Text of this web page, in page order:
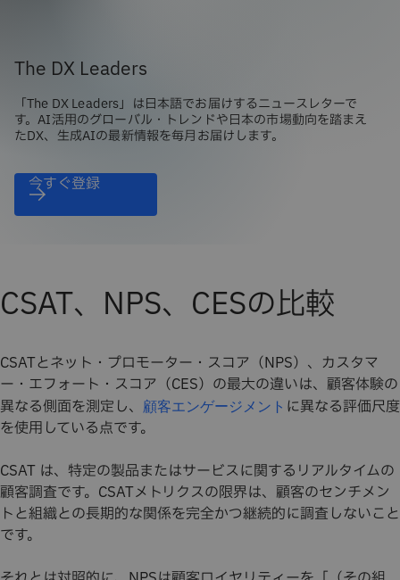
The DX Leaders
「The DX Leaders」は日本語でお届けするニュースレターで
す。AI活用のグローバル・トレンドや日本の市場動向を踏まえ
たDX、生成AIの最新情報を毎月お届けします。
今すぐ登録
CSAT、NPS、CESの比較
CSATとネット・プロモーター・スコア（NPS）、カスタマ
ー・エフォート・スコア（CES）の最大の違いは、顧客体験の
異なる側面を測定し、 顧客エンゲージメント に異なる評価尺度
を使用している点です。
CSAT は、特定の製品またはサービスに関するリアルタイムの
顧客調査です。CSATメトリクスの限界は、顧客のセンチメン
トと組織との長期的な関係を完全かつ継続的に調査しないこと
です。